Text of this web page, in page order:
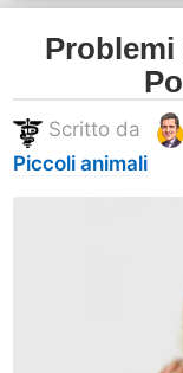
Scritto da
Piccoli animali